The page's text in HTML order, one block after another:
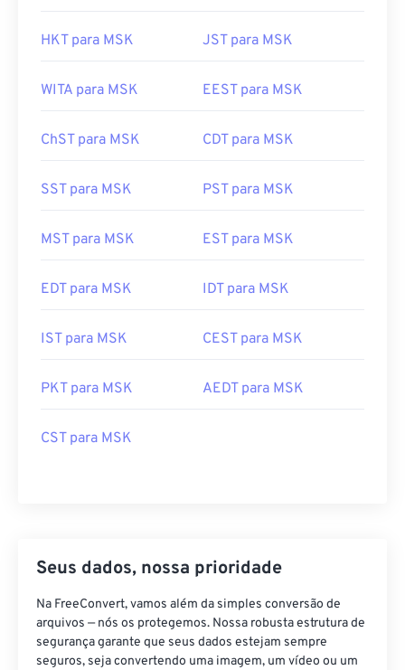
HKT para MSK JST para MSK
WITA para MSK EEST para MSK
ChST para MSK CDT para MSK
SST para MSK PST para MSK
MST para MSK EST para MSK
EDT para MSK IDT para MSK
IST para MSK CEST para MSK
PKT para MSK AEDT para MSK
CST para MSK
Seus dados, nossa prioridade
Na FreeConvert, vamos além da simples conversão de
arquivos — nós os protegemos. Nossa robusta estrutura de
segurança garante que seus dados estejam sempre
seguros, seja convertendo uma imagem, um vídeo ou um